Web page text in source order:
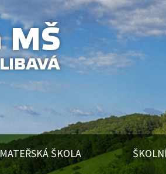
MATEŘSKÁ ŠKOLA